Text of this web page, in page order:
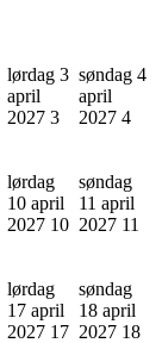
lørdag 3
april
2027 3
søndag 4
april
2027 4
lørdag
10 april
2027 10
søndag
11 april
2027 11
lørdag
17 april
2027 17
søndag
18 april
2027 18